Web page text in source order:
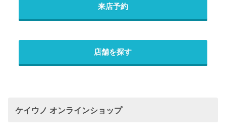
来店予約
店舗を探す
ケイウノ オンラインショップ